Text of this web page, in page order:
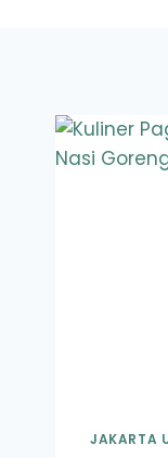
JAKARTA